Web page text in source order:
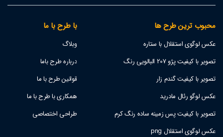
محبوب ترین طرح ها
عکس لوگوی استقلال با ستاره
تصویر با کیفیت پژو 207 البالویی رنگ
تصویر با کیفیت گندم زار
عکس لوگو رئال مادرید
تصویر با کیفیت پس زمینه ساده رنگ کرم
عکس لوگوی استقلال png
با طرح با ما
وبلاگ
درباره طرح باما
قوانین طرح با ما
همکاری با طرح با ما
طراحی اختصاصی